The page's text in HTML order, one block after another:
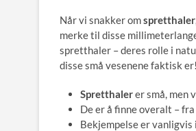
Når vi snakker omspretthaler
merke til disse
spretthaler – deres rolle i
disse små vesenene faktisk er!
Spretthalerer små, men
De er å finne overalt –
Bekjempelse er